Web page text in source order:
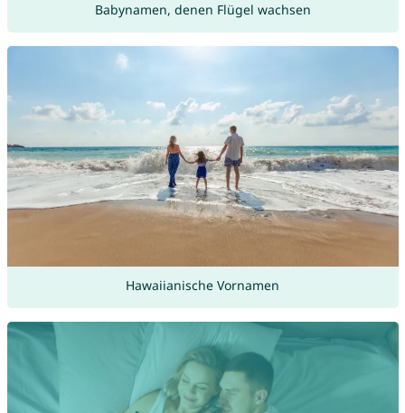
Babynamen, denen Flügel wachsen
Hawaiianische Vornamen